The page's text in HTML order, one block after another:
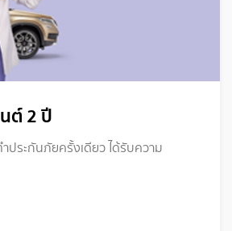
ต์ 2 ปี
ระกันภัยครั้งเดียว ได้รับความ